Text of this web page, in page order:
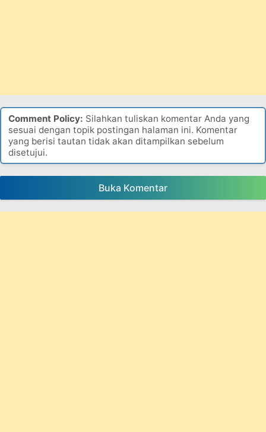
Comment Policy: Silahkan tuliskan komentar Anda yang
sesuai dengan topik postingan halaman ini. Komentar
yang berisi tautan tidak akan ditampilkan sebelum
disetujui.
Buka Komentar